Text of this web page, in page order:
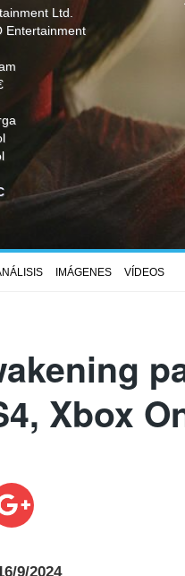
Ltd.
Entertainment
IMÁGENES VÍDEOS
Xbox
9/2024